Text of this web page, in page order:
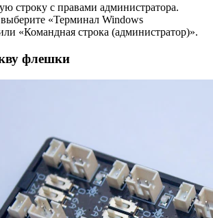
строку с правами администратора.
«Терминал Windows
«Командная строка (администратор)».
флешки